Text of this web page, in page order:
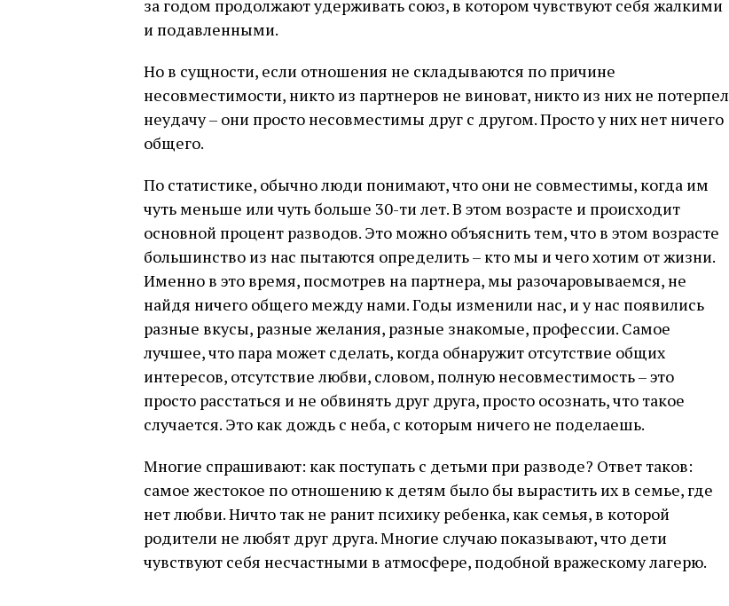
за годом продолжают удерживать союз, в котором чувствуют себя жалкими
и подавленными.
Но в сущности, если отношения не складываются по причине
несовместимости, никто из партнеров не виноват, никто из них не потерпел
неудачу – они просто несовместимы друг с другом. Просто у них нет ничего
общего.
По статистике, обычно люди понимают, что они не совместимы, когда им
чуть меньше или чуть больше 30-ти лет. В этом возрасте и происходит
основной процент разводов. Это можно объяснить тем, что в этом возрасте
большинство из нас пытаются определить – кто мы и чего хотим от жизни.
Именно в это время, посмотрев на партнера, мы разочаровываемся, не
найдя ничего общего между нами. Годы изменили нас, и у нас появились
разные вкусы, разные желания, разные знакомые, профессии. Самое
лучшее, что пара может сделать, когда обнаружит отсутствие общих
интересов, отсутствие любви, словом, полную несовместимость – это
просто расстаться и не обвинять друг друга, просто осознать, что такое
случается. Это как дождь с неба, с которым ничего не поделаешь.
Многие спрашивают: как поступать с детьми при разводе? Ответ таков:
самое жестокое по отношению к детям было бы вырастить их в семье, где
нет любви. Ничто так не ранит психику ребенка, как семья, в которой
родители не любят друг друга. Многие случаю показывают, что дети
чувствуют себя несчастными в атмосфере, подобной вражескому лагерю.